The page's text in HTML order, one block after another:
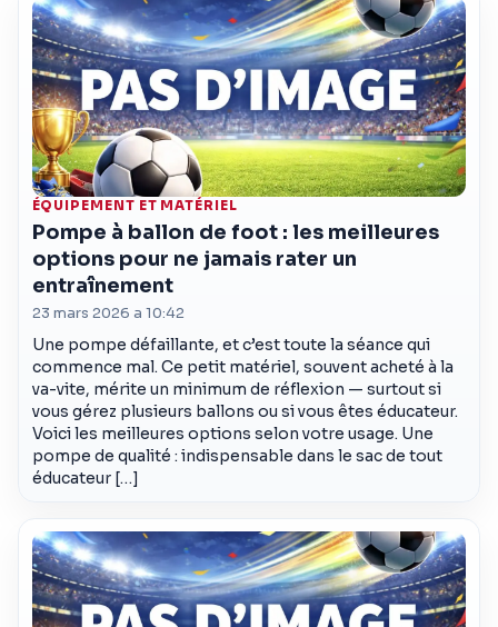
ÉQUIPEMENT ET MATÉRIEL
Pompe à ballon de foot : les meilleures
options pour ne jamais rater un
entraînement
23 mars 2026 a 10:42
Une pompe défaillante, et c’est toute la séance qui
commence mal. Ce petit matériel, souvent acheté à la
va-vite, mérite un minimum de réflexion — surtout si
vous gérez plusieurs ballons ou si vous êtes éducateur.
Voici les meilleures options selon votre usage. Une
pompe de qualité : indispensable dans le sac de tout
éducateur […]